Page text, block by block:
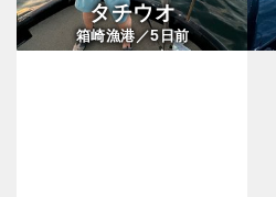
タチウオ
箱崎漁港／5 日前